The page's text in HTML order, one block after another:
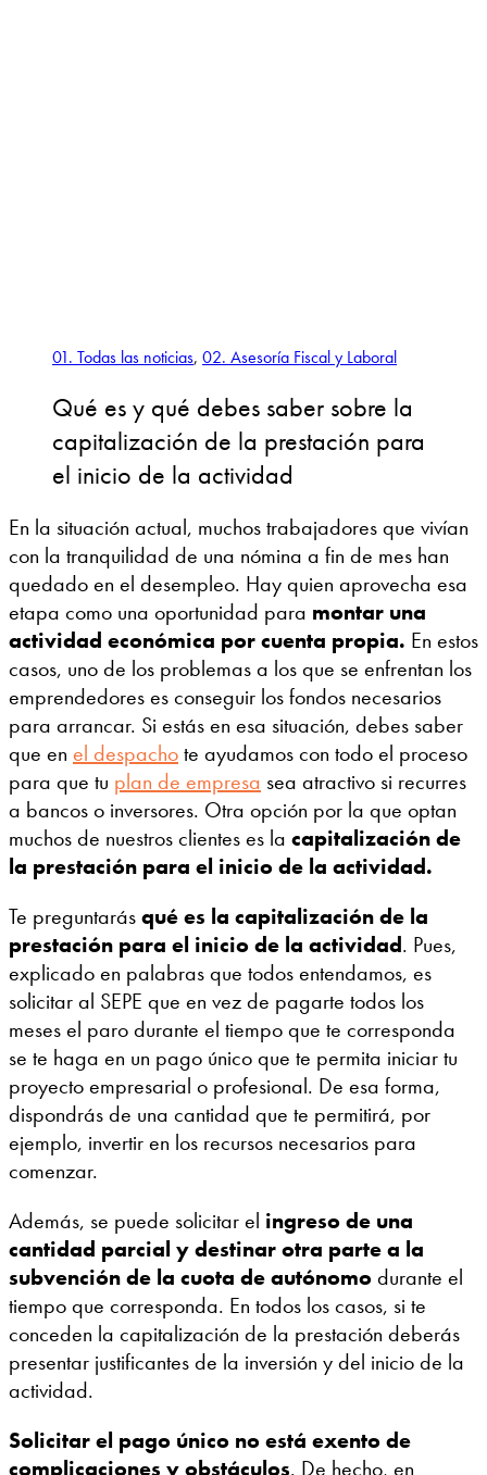
01. Todas las noticias, 02. Asesoría Fiscal y Laboral
Qué es y qué debes saber sobre la
capitalización de la prestación para
el inicio de la actividad
En la situación actual, muchos trabajadores que vivían
con la tranquilidad de una nómina a fin de mes han
quedado en el desempleo. Hay quien aprovecha esa
etapa como una oportunidad para montar una
actividad económica por cuenta propia. En estos
casos, uno de los problemas a los que se enfrentan los
emprendedores es conseguir los fondos necesarios
para arrancar. Si estás en esa situación, debes saber
que en el despachote ayudamos con todo el proceso
para que tu plan de empresa sea atractivo si recurres
a bancos o inversores. Otra opción por la que optan
muchos de nuestros clientes es la capitalización de
la prestación para el inicio de la actividad.
Te preguntarásqué es la capitalización de la
prestación para el inicio de la actividad. Pues,
explicado en palabras que todos entendamos, es
solicitar al SEPE que en vez de pagarte todos los
meses el paro durante el tiempo que te corresponda
se te haga en un pago único que te permita iniciar tu
proyecto empresarial o profesional. De esa forma,
dispondrás de una cantidad que te permitirá, por
ejemplo, invertir en los recursos necesarios para
comenzar.
Además, se puede solicitar el ingreso de una
cantidad parcial y destinar otra parte a la
subvención de la cuota de autónomodurante el
tiempo que corresponda. En todos los casos, si te
conceden la capitalización de la prestación deberás
presentar justificantes de la inversión y del inicio de la
actividad.
Solicitar el pago único no está exento de
complicaciones y obstáculos. De hecho, en